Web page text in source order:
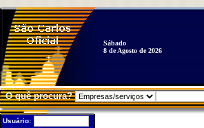
Sábado
8 de Agosto de 2026
O quê procura?
Usuário: